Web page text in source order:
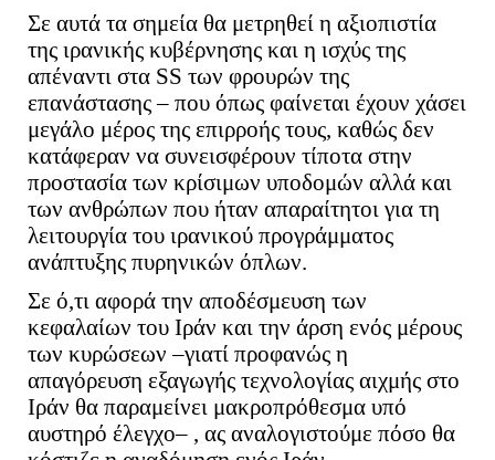
Σε αυτά τα σημεία θα μετρηθεί η αξιοπιστία
της ιρανικής κυβέρνησης και η ισχύς της
απέναντι στα SS των φρουρών της
επανάστασης – που όπως φαίνεται έχουν χάσει
μεγάλο μέρος της επιρροής τους, καθώς δεν
κατάφεραν να συνεισφέρουν τίποτα στην
προστασία των κρίσιμων υποδομών αλλά και
των ανθρώπων που ήταν απαραίτητοι για τη
λειτουργία του ιρανικού προγράμματος
ανάπτυξης πυρηνικών όπλων.
Σε ό,τι αφορά την αποδέσμευση των
κεφαλαίων του Ιράν και την άρση ενός μέρους
των κυρώσεων –γιατί προφανώς η
απαγόρευση εξαγωγής τεχνολογίας αιχμής στο
Ιράν θα παραμείνει μακροπρόθεσμα υπό
αυστηρό έλεγχο– , ας αναλογιστούμε πόσο θα